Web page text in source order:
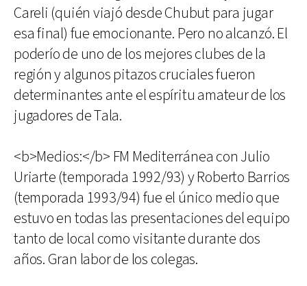
Careli (quién viajó desde Chubut para jugar
esa final) fue emocionante. Pero no alcanzó. El
poderío de uno de los mejores clubes de la
región y algunos pitazos cruciales fueron
determinantes ante el espíritu amateur de los
jugadores de Tala.
<b>Medios:</b> FM Mediterránea con Julio
Uriarte (temporada 1992/93) y Roberto Barrios
(temporada 1993/94) fue el único medio que
estuvo en todas las presentaciones del equipo
tanto de local como visitante durante dos
años. Gran labor de los colegas.